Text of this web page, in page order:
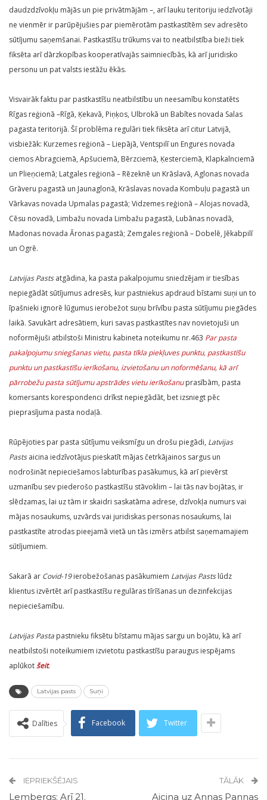
daudzdzīvokļu mājās un pie privātmājām –, arī lauku teritoriju iedzīvotāji
ne vienmēr ir parūpējušies par piemērotām pastkastītēm sev adresēto
sūtījumu saņemšanai. Pastkastīšu trūkums vai to neatbilstība bieži tiek
fiksēta arī dārzkopības kooperatīvajās saimniecībās, kā arī juridisko
personu un pat valsts iestāžu ēkās.
Visvairāk faktu par pastkastīšu neatbilstību un neesamību konstatēts
Rīgas reģionā –Rīgā, Ķekavā, Piņķos, Ulbrokā un Babītes novada Salas
pagasta teritorijā. Šī problēma regulāri tiek fiksēta arī citur Latvijā,
visbiežāk: Kurzemes reģionā – Liepājā, Ventspilī un Engures novada
ciemos Abragciemā, Apšuciemā, Bērzciemā, Ķesterciemā, Klapkalnciemā
un Plieņciemā; Latgales reģionā – Rēzeknē un Krāslavā, Aglonas novada
Grāveru pagastā un Jaunaglonā, Krāslavas novada Kombuļu pagastā un
Vārkavas novada Upmalas pagastā; Vidzemes reģionā – Alojas novadā,
Cēsu novadā, Limbažu novada Limbažu pagastā, Lubānas novadā,
Madonas novada Āronas pagastā; Zemgales reģionā – Dobelē, Jēkabpilī
un Ogrē.
Latvijas Pastsatgādina, ka pasta pakalpojumu sniedzējam ir tiesības
nepiegādāt sūtījumus adresēs, kur pastniekus apdraud bīstami suņi un to
īpašnieki ignorē lūgumus ierobežot suņu brīvību pasta sūtījumu piegādes
laikā. Savukārt adresātiem, kuri savas pastkastītes nav novietojuši un
noformējuši atbilstoši Ministru kabineta noteikumu nr.463 Par pasta
pakalpojumu sniegšanas vietu, pasta tīkla piekļuves punktu, pastkastīšu
punktu un pastkastīšu ierīkošanu, izvietošanu un noformēšanu, kā arī
pārrobežu pasta sūtījumu apstrādes vietu ierīkošanuprasībām, pasta
komersants korespondenci drīkst nepiegādāt, bet izsniegt pēc
pieprasījuma pasta nodaļā.
Rūpējoties par pasta sūtījumu veiksmīgu un drošu piegādi, Latvijas
Pastsaicina iedzīvotājus pieskatīt mājas četrkājainos sargus un
nodrošināt nepieciešamos labturības pasākumus, kā arī pievērst
uzmanību sev piederošo pastkastīšu stāvoklim – lai tās nav bojātas, ir
slēdzamas, lai uz tām ir skaidri saskatāma adrese, dzīvokļa numurs vai
mājas nosaukums, uzvārds vai juridiskas personas nosaukums, lai
pastkastīte atrodas pieejamā vietā un tās izmērs atbilst saņemamajiem
sūtījumiem.
Sakarā ar Covid-19ierobežošanas pasākumiem Latvijas Pastslūdz
klientus izvērtēt arī pastkastīšu regulāras tīrīšanas un dezinfekcijas
nepieciešamību.
Latvijas Pasta pastnieku fiksētu bīstamu mājas sargu un bojātu, kā arī
neatbilstoši noteikumiem izvietotu pastkastīšu paraugus iespējams
aplūkotšeit.
Latvijas pasts Suņi
Dalīties Facebook Twitter
IEPRIEKŠĒJAIS
Lembergs: Arī 21.
TĀLĀK
Aicina uz Annas Pannas